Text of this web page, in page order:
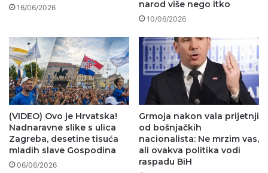
16/06/2026 narod više nego itko
10/06/2026
(VIDEO) Ovo je Hrvatska!
Nadnaravne slike s ulica
Zagreba, desetine tisuća
mladih slave Gospodina
06/06/2026
Grmoja nakon vala prijetnji
od bošnjačkih
nacionalista: Ne mrzim vas,
ali ovakva politika vodi
raspadu BiH